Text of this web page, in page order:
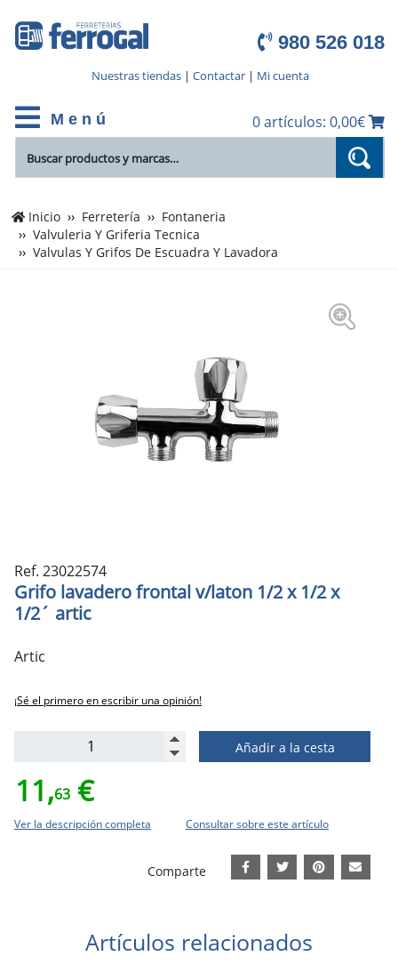
980 526 018
Nuestras tiendas| Contactar| Mi cuenta
M e n ú 0 artículos: 0,00€
Inicio Ferretería
Fontaneria
Valvuleria Y Griferia Tecnica
Valvulas Y Grifos De Escuadra Y Lavadora
Ref. 23022574
Grifo lavadero frontal v/laton 1/2 x 1/2 x
1/2´ artic
Artic
¡Sé el primero en escribir una opinión!
Añadir a la cesta
11,63 €
Ver la descripción completa Consultar sobre este artículo
Comparte
Artículos relacionados